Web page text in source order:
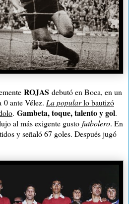
ROJAS debutó en Boca, en un
0 ante Vélez. La popularlo bautizó
. Gambeta, toque, talento y gol.
al más exigente gusto futbolero. En
y señaló 67 goles. Después jugó